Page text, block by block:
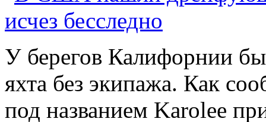
У берегов Калифорнии
яхта без экипажа. Как
под названием Karolee